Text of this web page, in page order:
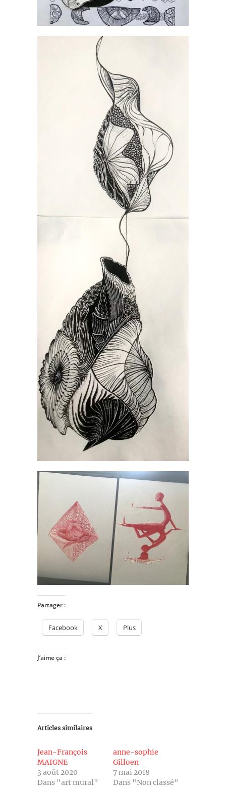
Partager :
Facebook X Plus
J’aime ça :
Articles similaires
Jean-François
MAIGNE
3 août 2020
Dans "art mural"
anne-sophie
Gilloen
7 mai 2018
Dans "Non classé"